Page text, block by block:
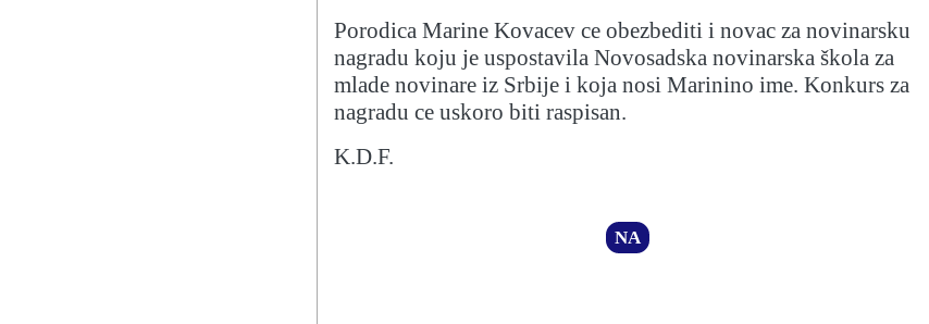
Porodica Marine Kovacev ce obezbediti i novac za novinarsku
nagradu koju je uspostavila Novosadska novinarska škola za
mlade novinare iz Srbije i koja nosi Marinino ime. Konkurs za
nagradu ce uskoro biti raspisan.
K.D.F.
NA